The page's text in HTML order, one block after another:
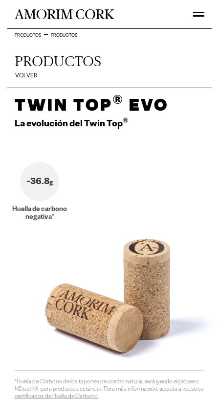
PRODUCTOS PRODUCTOS
PRODUCTOS
VOLVER
Twin Top® Evo
La evolución del Twin Top®
-36.8g
Huella de carbono
negativa*
*Huella de Carbono de los tapones de corcho natural, excluyendo el proceso
NDtech®, para productos estándar. Para más información, acceda a nuestros
certificados de Huella de Carbono.